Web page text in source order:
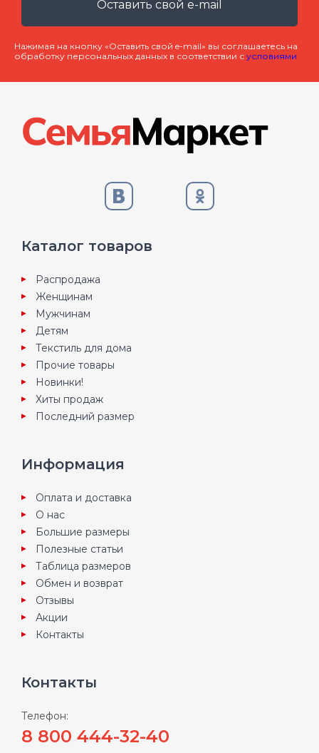
Оставить свой e-mail
Нажимая на кнопку «Оставить свой e-mail» вы соглашаетесь на
обработку персональных данных в соответствии с условиями
Каталог товаров
Распродажа
Женщинам
Мужчинам
Детям
Текстиль для дома
Прочие товары
Новинки!
Хиты продаж
Последний размер
Информация
Оплата и доставка
О нас
Большие размеры
Полезные статьи
Таблица размеров
Обмен и возврат
Отзывы
Акции
Контакты
Контакты
Телефон:
8 800 444-32-40